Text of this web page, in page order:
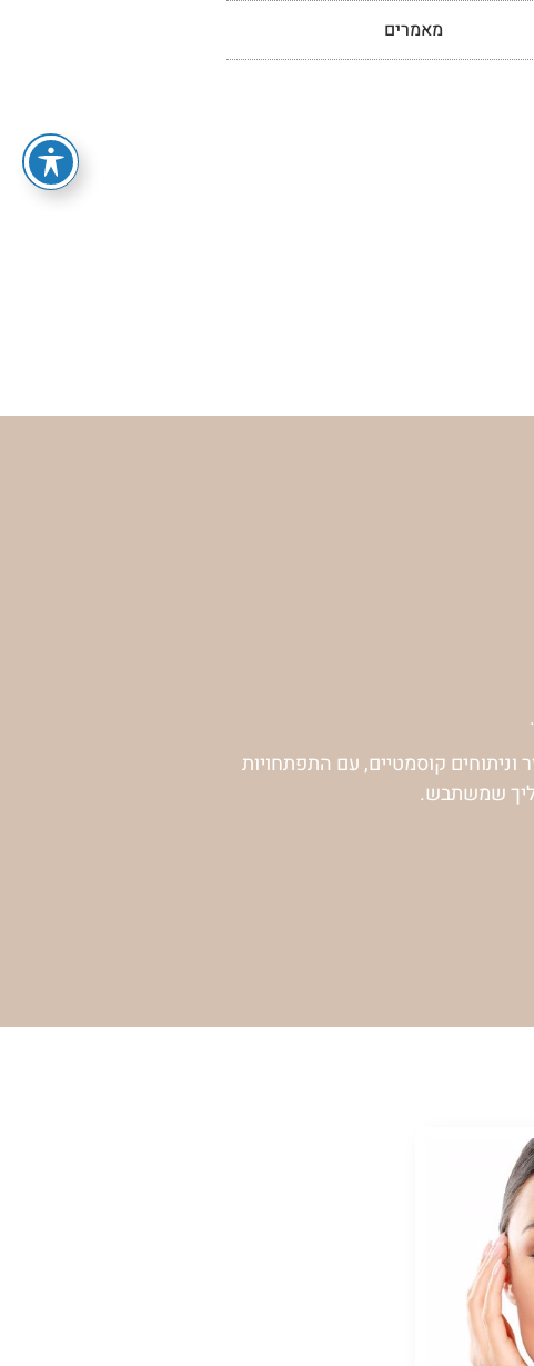
מאמרים
קוסמטיים, עם התפתחויות
שמשתבש.